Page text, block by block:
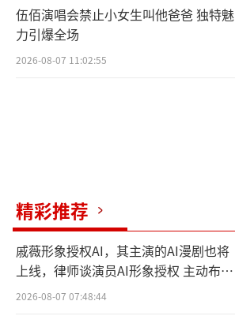
伍佰演唱会禁止小女生叫他爸爸 独特魅
力引爆全场
2026-08-07 11:02:55
精彩推荐
戚薇形象授权AI，其主演的AI漫剧也将
上线，律师谈演员AI形象授权 主动布局
数字资产
2026-08-07 07:48:44